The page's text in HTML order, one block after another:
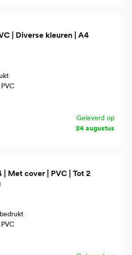
| Diverse kleuren | A4
Geleverd op
24 augustus
Met cover | PVC | Tot 2